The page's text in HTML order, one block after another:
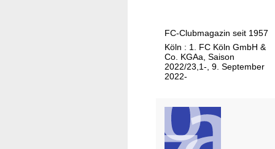
e
n
?
"
o
c
k
e
h
FC-Clubmagazin seit 1957
Köln : 1. FC Köln GmbH &
Co. KGAa, Saison
2022/23,1-, 9. September
2022-